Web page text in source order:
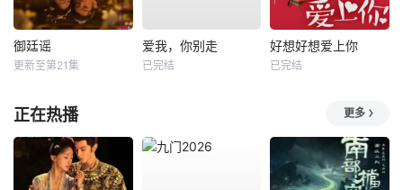
御廷谣
更新至第21集
爱我，你别走
已完结
好想好想爱上你
已完结
正在热播 更多